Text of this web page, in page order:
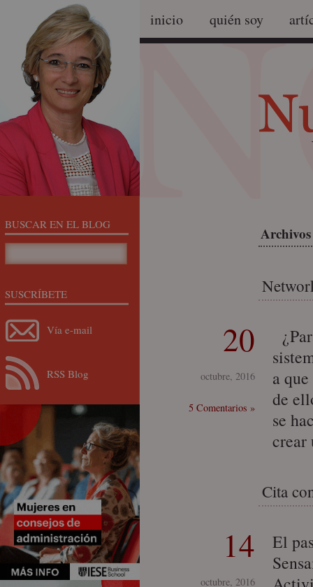
inicio quién soy
20
octubre, 2016
5 Comentarios »
a
de
se
Cita
14
octubre, 2016
El
BUSCAR EN EL BLOG
SUSCRÍBETE
Vía e-mail
RSS Blog